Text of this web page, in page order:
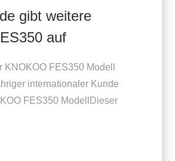
gibt weitere
auf
FES350 Modell
internationaler Kunde
FES350 ModellDieser